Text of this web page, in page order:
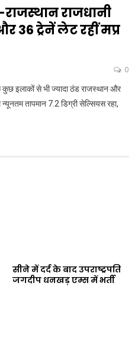
राजधानी
36 ट्रेनें लेट रहीं मप्र
0
इलाकों से भी ज्यादा ठंड राजस्थान और
तापमान 7.2 डिग्री सेल्सियस रहा,
सीने में दर्द के बाद उपराष्ट्रपति
जगदीप धनखड़ एम्स में भर्ती